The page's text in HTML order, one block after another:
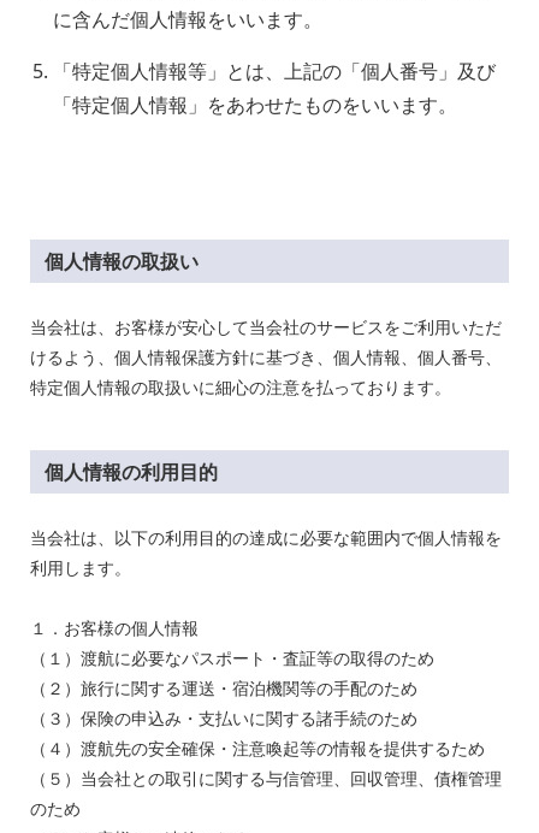
に含んだ個人情報をいいます。
「特定個人情報等」とは、上記の「個人番号」及び
「特定個人情報」をあわせたものをいいます。
個人情報の取扱い
当会社は、お客様が安心して当会社のサービスをご利用いただ
けるよう、個人情報保護方針に基づき、個人情報、個人番号、
特定個人情報の取扱いに細心の注意を払っております。
個人情報の利用目的
当会社は、以下の利用目的の達成に必要な範囲内で個人情報を
利用します。
１．お客様の個人情報
（ １）渡航に必要なパスポート・査証等の取得のため
（２）旅行に関する運送・宿泊機関等の手配のため
（３）保険の申込み・支払いに関する諸手続のため
（４）渡航先の安全確保・注意喚起等の情報を提供するため
（５）当会社との取引に関する与信管理、回収管理、債権管理
のため